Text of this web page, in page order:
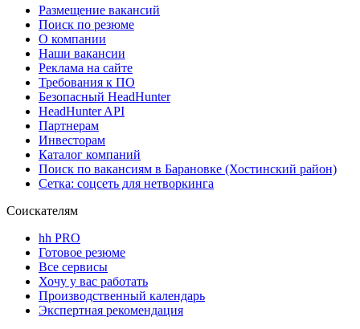
Размещение вакансий
Поиск по резюме
О компании
Наши вакансии
Реклама на сайте
Требования к ПО
Безопасный HeadHunter
HeadHunter API
Партнерам
Инвесторам
Каталог компаний
Поиск по вакансиям в Барановке (Хостинский район)
Сетка: соцсеть для нетворкинга
Соискателям
hh PRO
Готовое резюме
Все сервисы
Хочу у вас работать
Производственный календарь
Экспертная рекомендация